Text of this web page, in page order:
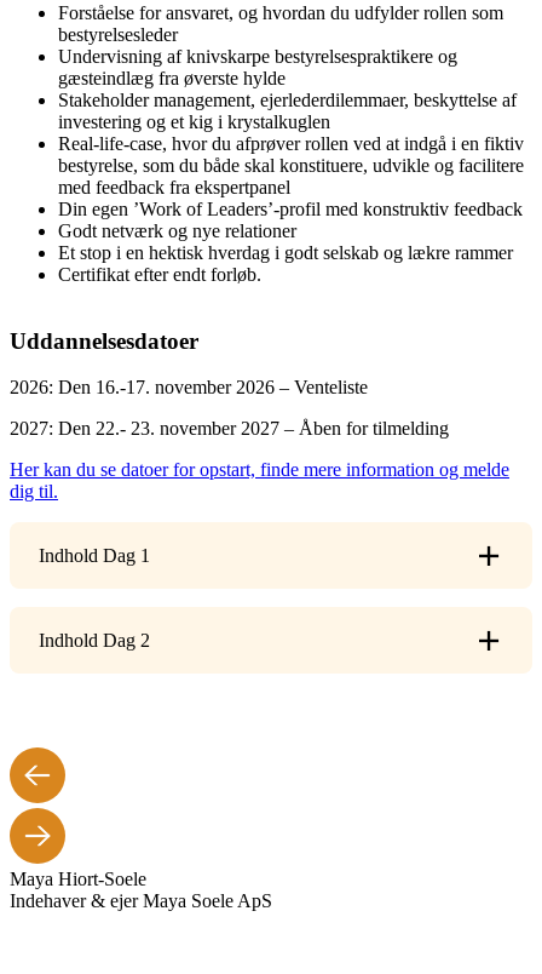
Forståelse for ansvaret, og hvordan du udfylder rollen som
bestyrelsesleder
Undervisning af knivskarpe bestyrelsespraktikere og
gæsteindlæg fra øverste hylde
Stakeholder management, ejerlederdilemmaer, beskyttelse af
investering og et kig i krystalkuglen
Real-life-case, hvor du afprøver rollen ved at indgå i en fiktiv
bestyrelse, som du både skal konstituere, udvikle og facilitere
med feedback fra ekspertpanel
Din egen ’Work of Leaders’-profil med konstruktiv feedback
Godt netværk og nye relationer
Et stop i en hektisk hverdag i godt selskab og lækre rammer
Certifikat efter endt forløb.
Uddannelsesdatoer
2026: Den 16.-17. november 2026 – Venteliste
2027: Den 22.- 23. november 2027 – Åben for tilmelding
Her kan du se datoer for opstart, finde mere information og melde
dig til.
Indhold Dag 1
Indhold Dag 2
Maya Hiort-Soele
Indehaver & ejer Maya Soele ApS